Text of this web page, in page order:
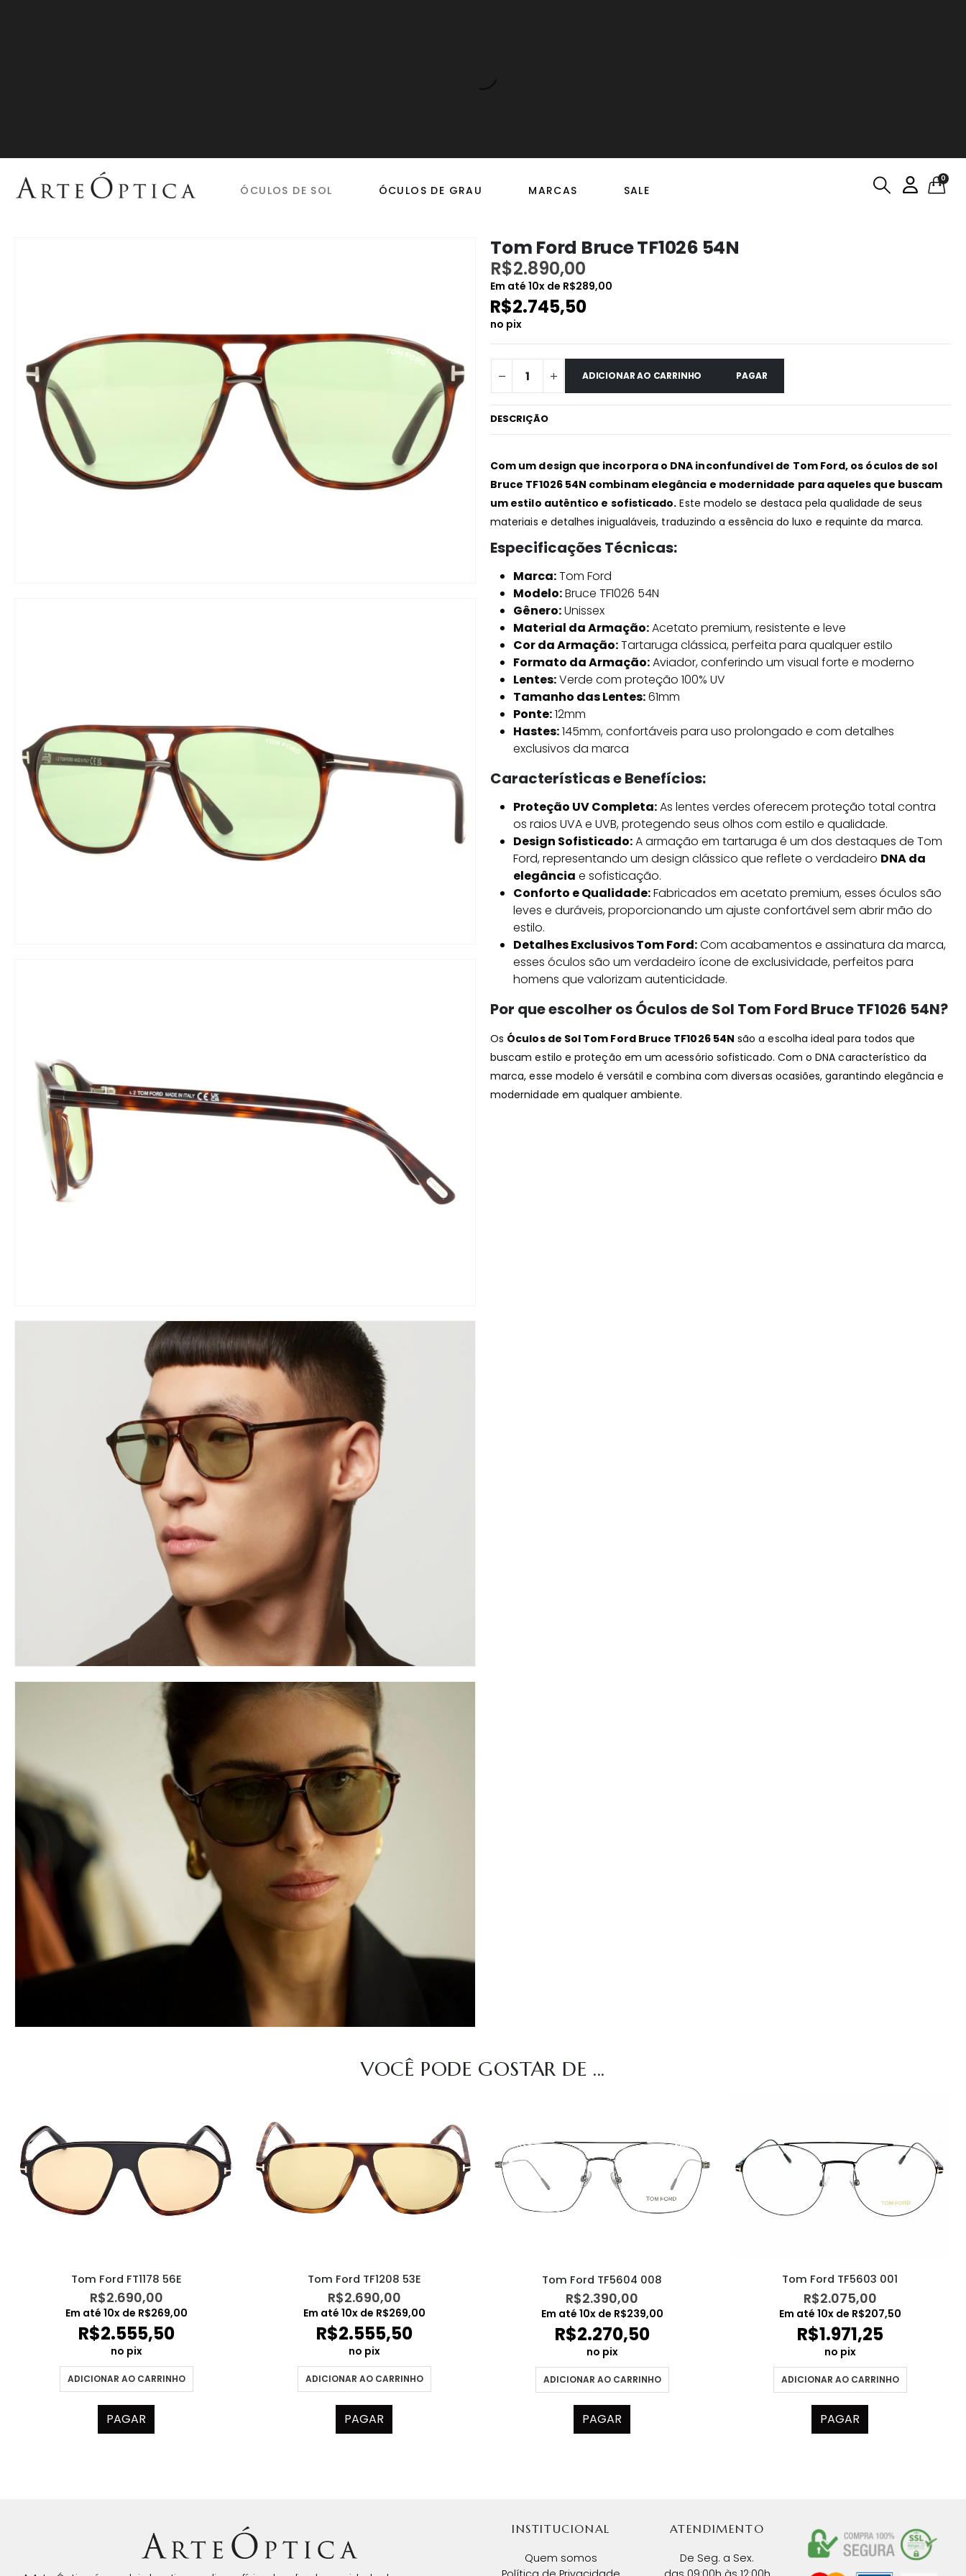
ÓCULOS DE SOL ÓCULOS DE GRAU MARCAS SALE
0
Tom Ford Bruce TF1026 54N
R$2.890,00
Em até 10x de R$289,00
R$2.745,50
no pix
ADICIONAR AO CARRINHO PAGAR
DESCRIÇÃO
Com um design que incorpora o DNA inconfundível de Tom Ford, os óculos de sol
Bruce TF1026 54N combinam elegância e modernidade para aqueles que buscam
um estilo autêntico e sofisticado. Este modelo se destaca pela qualidade de seus
materiais e detalhes inigualáveis, traduzindo a essência do luxo e requinte da marca.
Especificações Técnicas:
Marca:Tom Ford
Modelo:Bruce TF1026 54N
Gênero:Unissex
Material da Armação:Acetato premium, resistente e leve
Cor da Armação:Tartaruga clássica, perfeita para qualquer estilo
Formato da Armação:Aviador, conferindo um visual forte e moderno
Lentes:Verde com proteção 100% UV
Tamanho das Lentes:61mm
Ponte:12mm
Hastes:145mm, confortáveis para uso prolongado e com detalhes
exclusivos da marca
Características e Benefícios:
Proteção UV Completa:As lentes verdes oferecem proteção total contra
os raios UVA e UVB, protegendo seus olhos com estilo e qualidade.
Design Sofisticado:A armação em tartaruga é um dos destaques de Tom
Ford, representando um design clássico que reflete o verdadeiro DNA da
elegância e sofisticação.
Conforto e Qualidade:Fabricados em acetato premium, esses óculos são
leves e duráveis, proporcionando um ajuste confortável sem abrir mão do
estilo.
Detalhes Exclusivos Tom Ford:Com acabamentos e assinatura da marca,
esses óculos são um verdadeiro ícone de exclusividade, perfeitos para
homens que valorizam autenticidade.
Por que escolher os Óculos de Sol Tom Ford Bruce TF1026 54N?
Os Óculos de Sol Tom Ford Bruce TF1026 54N são a escolha ideal para todos que
buscam estilo e proteção em um acessório sofisticado. Com o DNA característico da
marca, esse modelo é versátil e combina com diversas ocasiões, garantindo elegância e
modernidade em qualquer ambiente.
VOCÊ PODE GOSTAR DE ...
Tom Ford FT1178 56E
R$2.690,00
Em até 10x de R$269,00
R$2.555,50
no pix
ADICIONAR AO CARRINHO
PAGAR
Tom Ford TF1208 53E
R$2.690,00
Em até 10x de R$269,00
R$2.555,50
no pix
ADICIONAR AO CARRINHO
PAGAR
Tom Ford TF5604 008
R$2.390,00
Em até 10x de R$239,00
R$2.270,50
no pix
ADICIONAR AO CARRINHO
PAGAR
Tom Ford TF5603 001
R$2.075,00
Em até 10x de R$207,50
R$1.971,25
no pix
ADICIONAR AO CARRINHO
PAGAR
INSTITUCIONAL
Quem somos
ATENDIMENTO
De Seg. a Sex.